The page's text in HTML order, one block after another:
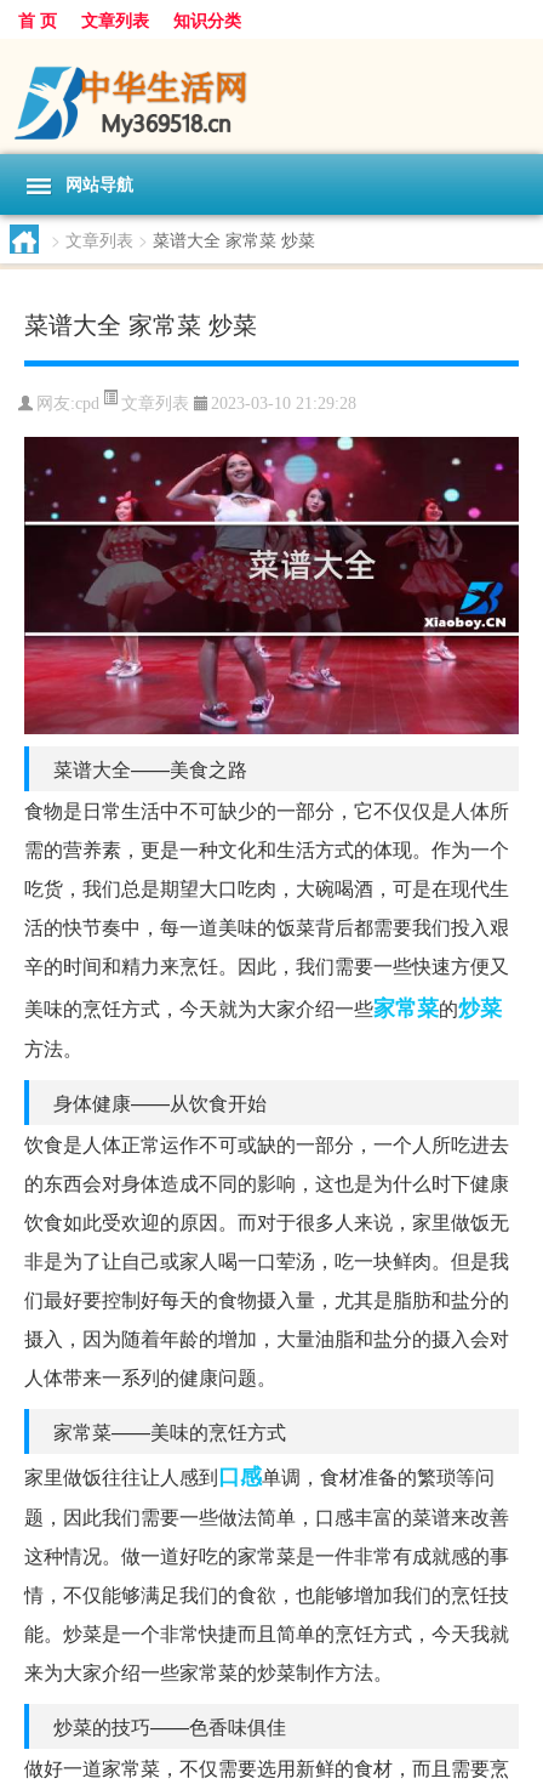
首 页 文章列表 知识分类
网站导航
> 文章列表 > 菜谱大全 家常菜 炒菜
菜谱大全 家常菜 炒菜
网友:cpd 文章列表 2023-03-10 21:29:28
菜谱大全——美食之路
食物是日常生活中不可缺少的一部分，它不仅仅是人体所
需的营养素，更是一种文化和生活方式的体现。作为一个
吃货，我们总是期望大口吃肉，大碗喝酒，可是在现代生
活的快节奏中，每一道美味的饭菜背后都需要我们投入艰
辛的时间和精力来烹饪。因此，我们需要一些快速方便又
美味的烹饪方式，今天就为大家介绍一些家常菜的炒菜
方法。
身体健康——从饮食开始
饮食是人体正常运作不可或缺的一部分，一个人所吃进去
的东西会对身体造成不同的影响，这也是为什么时下健康
饮食如此受欢迎的原因。而对于很多人来说，家里做饭无
非是为了让自己或家人喝一口荤汤，吃一块鲜肉。但是我
们最好要控制好每天的食物摄入量，尤其是脂肪和盐分的
摄入，因为随着年龄的增加，大量油脂和盐分的摄入会对
人体带来一系列的健康问题。
家常菜——美味的烹饪方式
家里做饭往往让人感到口感单调，食材准备的繁琐等问
题，因此我们需要一些做法简单，口感丰富的菜谱来改善
这种情况。做一道好吃的家常菜是一件非常有成就感的事
情，不仅能够满足我们的食欲，也能够增加我们的烹饪技
能。炒菜是一个非常快捷而且简单的烹饪方式，今天我就
来为大家介绍一些家常菜的炒菜制作方法。
炒菜的技巧——色香味俱佳
做好一道家常菜，不仅需要选用新鲜的食材，而且需要烹